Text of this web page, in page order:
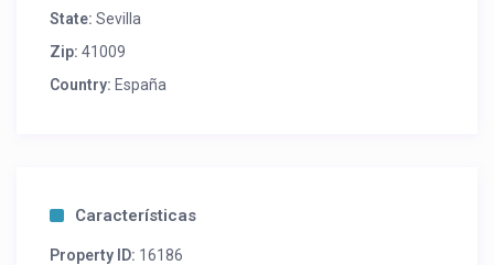
State: Sevilla
Zip: 41009
Country: España
Características
Property ID: 16186